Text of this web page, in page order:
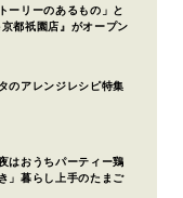
ーリーのあるもの」と
都祇園店』がオープン
のアレンジレシピ特集
はおうちパーティー鶏
」暮らし上手のたまご